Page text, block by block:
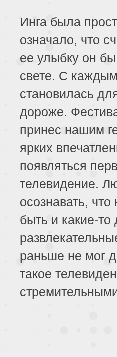
Инга была
означало, что
ее улыбку он бы
свете. С
становилась
дороже.
принес нашим
ярких
появляться
телевидение.
осознавать,
быть и какие-
раньше не мог
такое